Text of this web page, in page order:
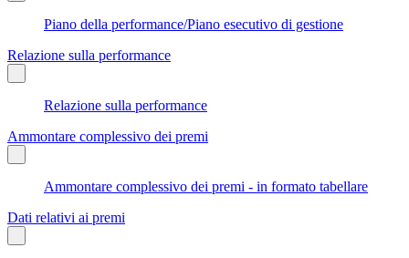
Piano della performance/Piano esecutivo di gestione
Relazione sulla performance
Relazione sulla performance
Ammontare complessivo dei premi
Ammontare complessivo dei premi - in formato tabellare
Dati relativi ai premi